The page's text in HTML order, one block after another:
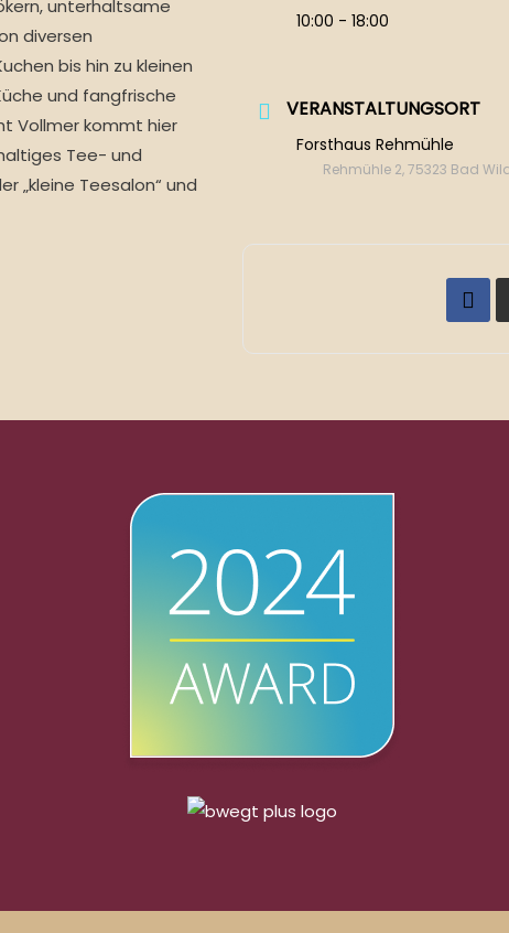
unterhaltsame
diversen
bis hin zu kleinen
und fangfrische
Vollmer kommt hier
Tee- und
„kleine Teesalon“ und
10:00 - 18:00
VERANSTALTUNGSORT
Forsthaus Rehmühle
Rehmühle 2, 75323 Bad